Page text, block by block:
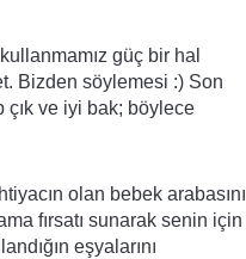
güç bir hal
Bizden söylemesi :) Son
ve iyi bak; böylece
olan bebek arabasını
fırsatı sunarak senin için
eşyalarını